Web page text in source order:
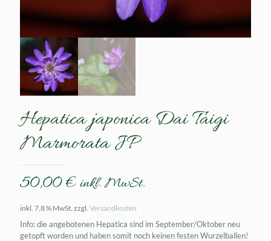
Hepatica japonica Dai Taigi
Marmorata JP
50,00€ inkl. MwSt.
inkl. 7,8 % MwSt. zzgl. Versandkosten
Info: die angebotenen Hepatica sind im September/Oktober neu
getopft worden und haben somit noch keinen festen Wurzelballen!